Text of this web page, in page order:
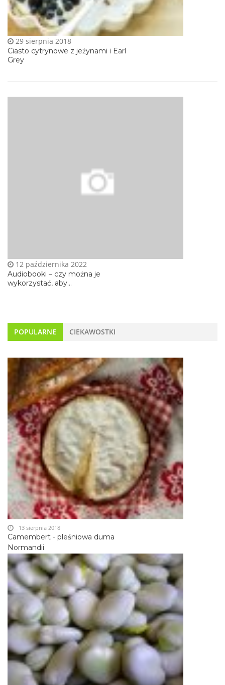
Ciasto cytrynowe z jeżynami i Earl
Grey
29 sierpnia 2018
Audiobooki – czy można je
wykorzystać, aby...
12 października 2022
POPULARNE CIEKAWOSTKI
Camembert - pleśniowa duma
Normandii
13 sierpnia 2018